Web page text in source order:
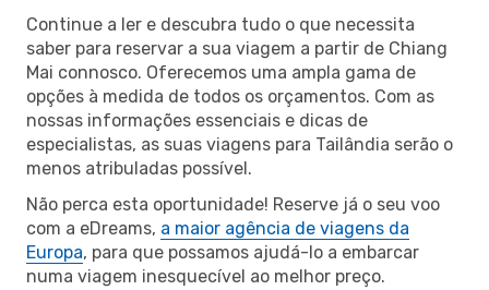
Continue a ler e descubra tudo o que necessita
saber para reservar a sua viagem a partir de Chiang
Mai connosco. Oferecemos uma ampla gama de
opções à medida de todos os orçamentos. Com as
nossas informações essenciais e dicas de
especialistas, as suas viagens para Tailândia serão o
menos atribuladas possível.
Não perca esta oportunidade! Reserve já o seu voo
com a eDreams, a maior agência de viagens da
Europa, para que possamos ajudá-lo a embarcar
numa viagem inesquecível ao melhor preço.